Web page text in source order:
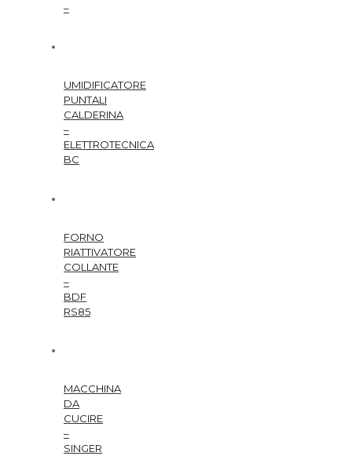
–
UMIDIFICATORE
PUNTALI
CALDERINA
–
ELETTROTECNICA
BC
FORNO
RIATTIVATORE
COLLANTE
–
BDF
RS85
MACCHINA
DA
CUCIRE
–
SINGER